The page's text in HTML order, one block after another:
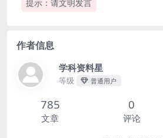
提示：请文明发言
作者信息
学科资料星
等级 普通用户
785
文章
0
评论